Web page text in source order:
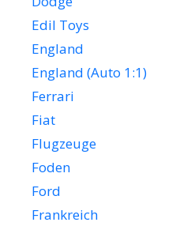
Edil Toys
England
England (Auto 1:1)
Ferrari
Fiat
Flugzeuge
Foden
Ford
Frankreich